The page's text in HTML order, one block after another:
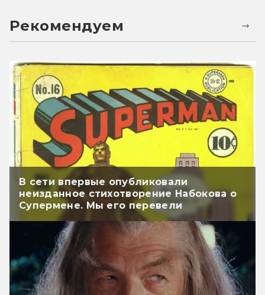
Рекомендуем
В сети впервые опубликовали
неизданное стихотворение Набокова о
Супермене. Мы его перевели